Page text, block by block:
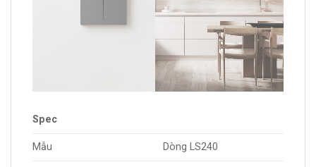
Spec
Mẫu Dòng LS240